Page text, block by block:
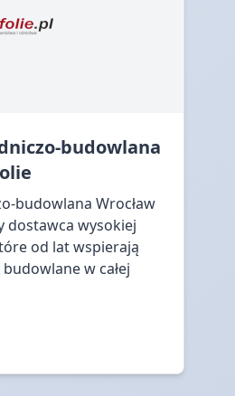
budowlana
budowlana Wrocław
dostawca wysokiej
od lat wspierają
w całej